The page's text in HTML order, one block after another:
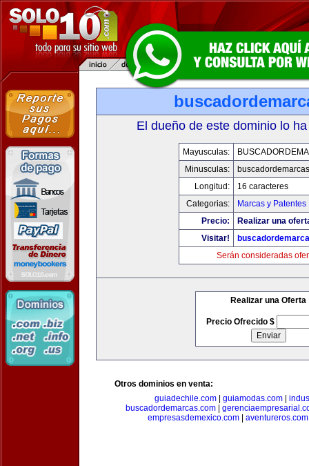
El dueño de este dominio lo
Mayusculas:
Minusculas:
Longitud:
16 caracteres
Categorias:
Marcas y Patentes
Precio:
Realizar una
Visitar!
Serán consideradas
Realizar una Oferta
Precio Ofrecido $
Otros dominios en venta:
guiadechile.com
guiamodas.com
buscadordemarcas.com|
empresasdemexico.com| aventureros.com